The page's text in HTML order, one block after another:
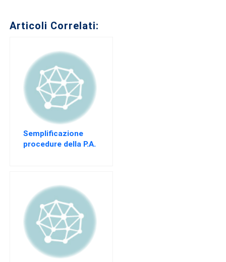
Articoli Correlati:
Semplificazione
procedure della P.A.